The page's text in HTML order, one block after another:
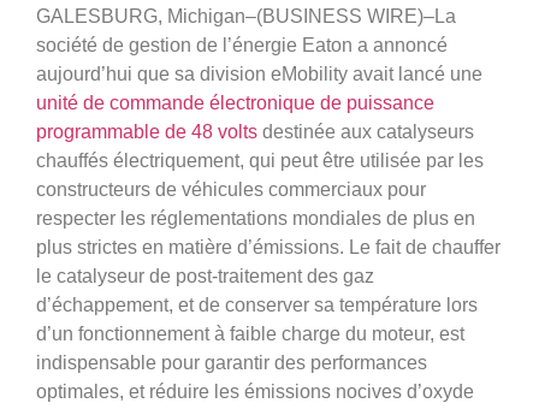
GALESBURG, Michigan–(BUSINESS WIRE)–La
société de gestion de l’énergie Eaton a annoncé
aujourd’hui que sa division eMobility avait lancé une
unité de commande électronique de puissance
programmable de 48 volts destinée aux catalyseurs
chauffés électriquement, qui peut être utilisée par les
constructeurs de véhicules commerciaux pour
respecter les réglementations mondiales de plus en
plus strictes en matière d’émissions. Le fait de chauffer
le catalyseur de post-traitement des gaz
d’échappement, et de conserver sa température lors
d’un fonctionnement à faible charge du moteur, est
indispensable pour garantir des performances
optimales, et réduire les émissions nocives d’oxyde